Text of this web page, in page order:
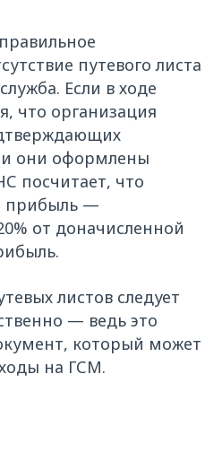
путевого листа
Если в ходе
что организация
они оформлены
посчитает, что
прибыль —
от доначисленной
листов следует
— ведь это
который может
на ГСМ.